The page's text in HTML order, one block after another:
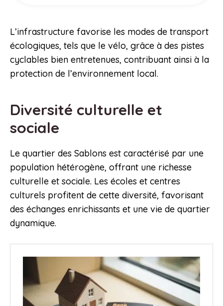
L’infrastructure favorise les modes de transport
écologiques, tels que le vélo, grâce à des pistes
cyclables bien entretenues, contribuant ainsi à la
protection de l’environnement local.
Diversité culturelle et
sociale
Le quartier des Sablons est caractérisé par une
population hétérogène, offrant une richesse
culturelle et sociale. Les écoles et centres
culturels profitent de cette diversité, favorisant
des échanges enrichissants et une vie de quartier
dynamique.